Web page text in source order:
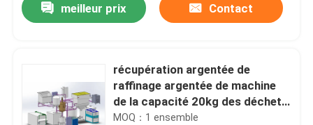
meilleur prix Contact
récupération argentée de
raffinage argentée de machine
de la capacité 20kg des déchets
d'E
MOQ：1 ensemble